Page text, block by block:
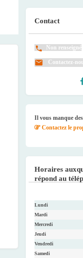
Contact
Non renseigné
Contactez-
Il vous manque
Contactez le
Horaires
répond au
Lundi
Mardi
Mercredi
Jeudi
Vendredi
Samedi